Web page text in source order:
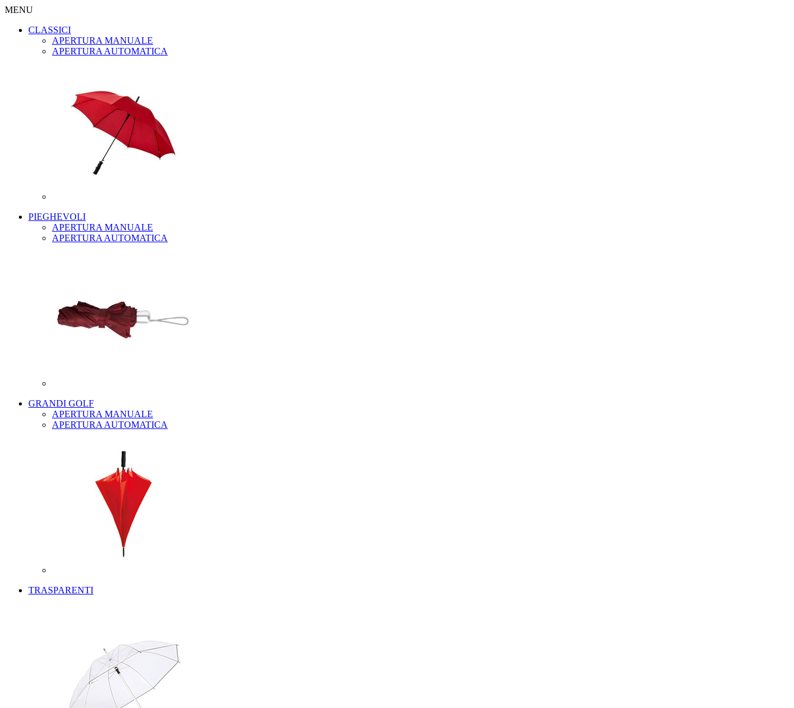
MENU
CLASSICI
APERTURA MANUALE
APERTURA AUTOMATICA
PIEGHEVOLI
APERTURA MANUALE
APERTURA AUTOMATICA
GRANDI GOLF
APERTURA MANUALE
APERTURA AUTOMATICA
TRASPARENTI